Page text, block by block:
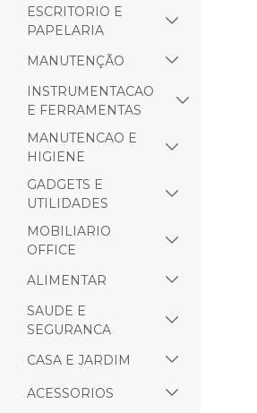
ESCRITORIO E
PAPELARIA
MANUTENÇÃO
INSTRUMENTACAO
E FERRAMENTAS
MANUTENCAO E
HIGIENE
GADGETS E
UTILIDADES
MOBILIARIO
OFFICE
ALIMENTAR
SAUDE E
SEGURANCA
CASA E JARDIM
ACESSORIOS